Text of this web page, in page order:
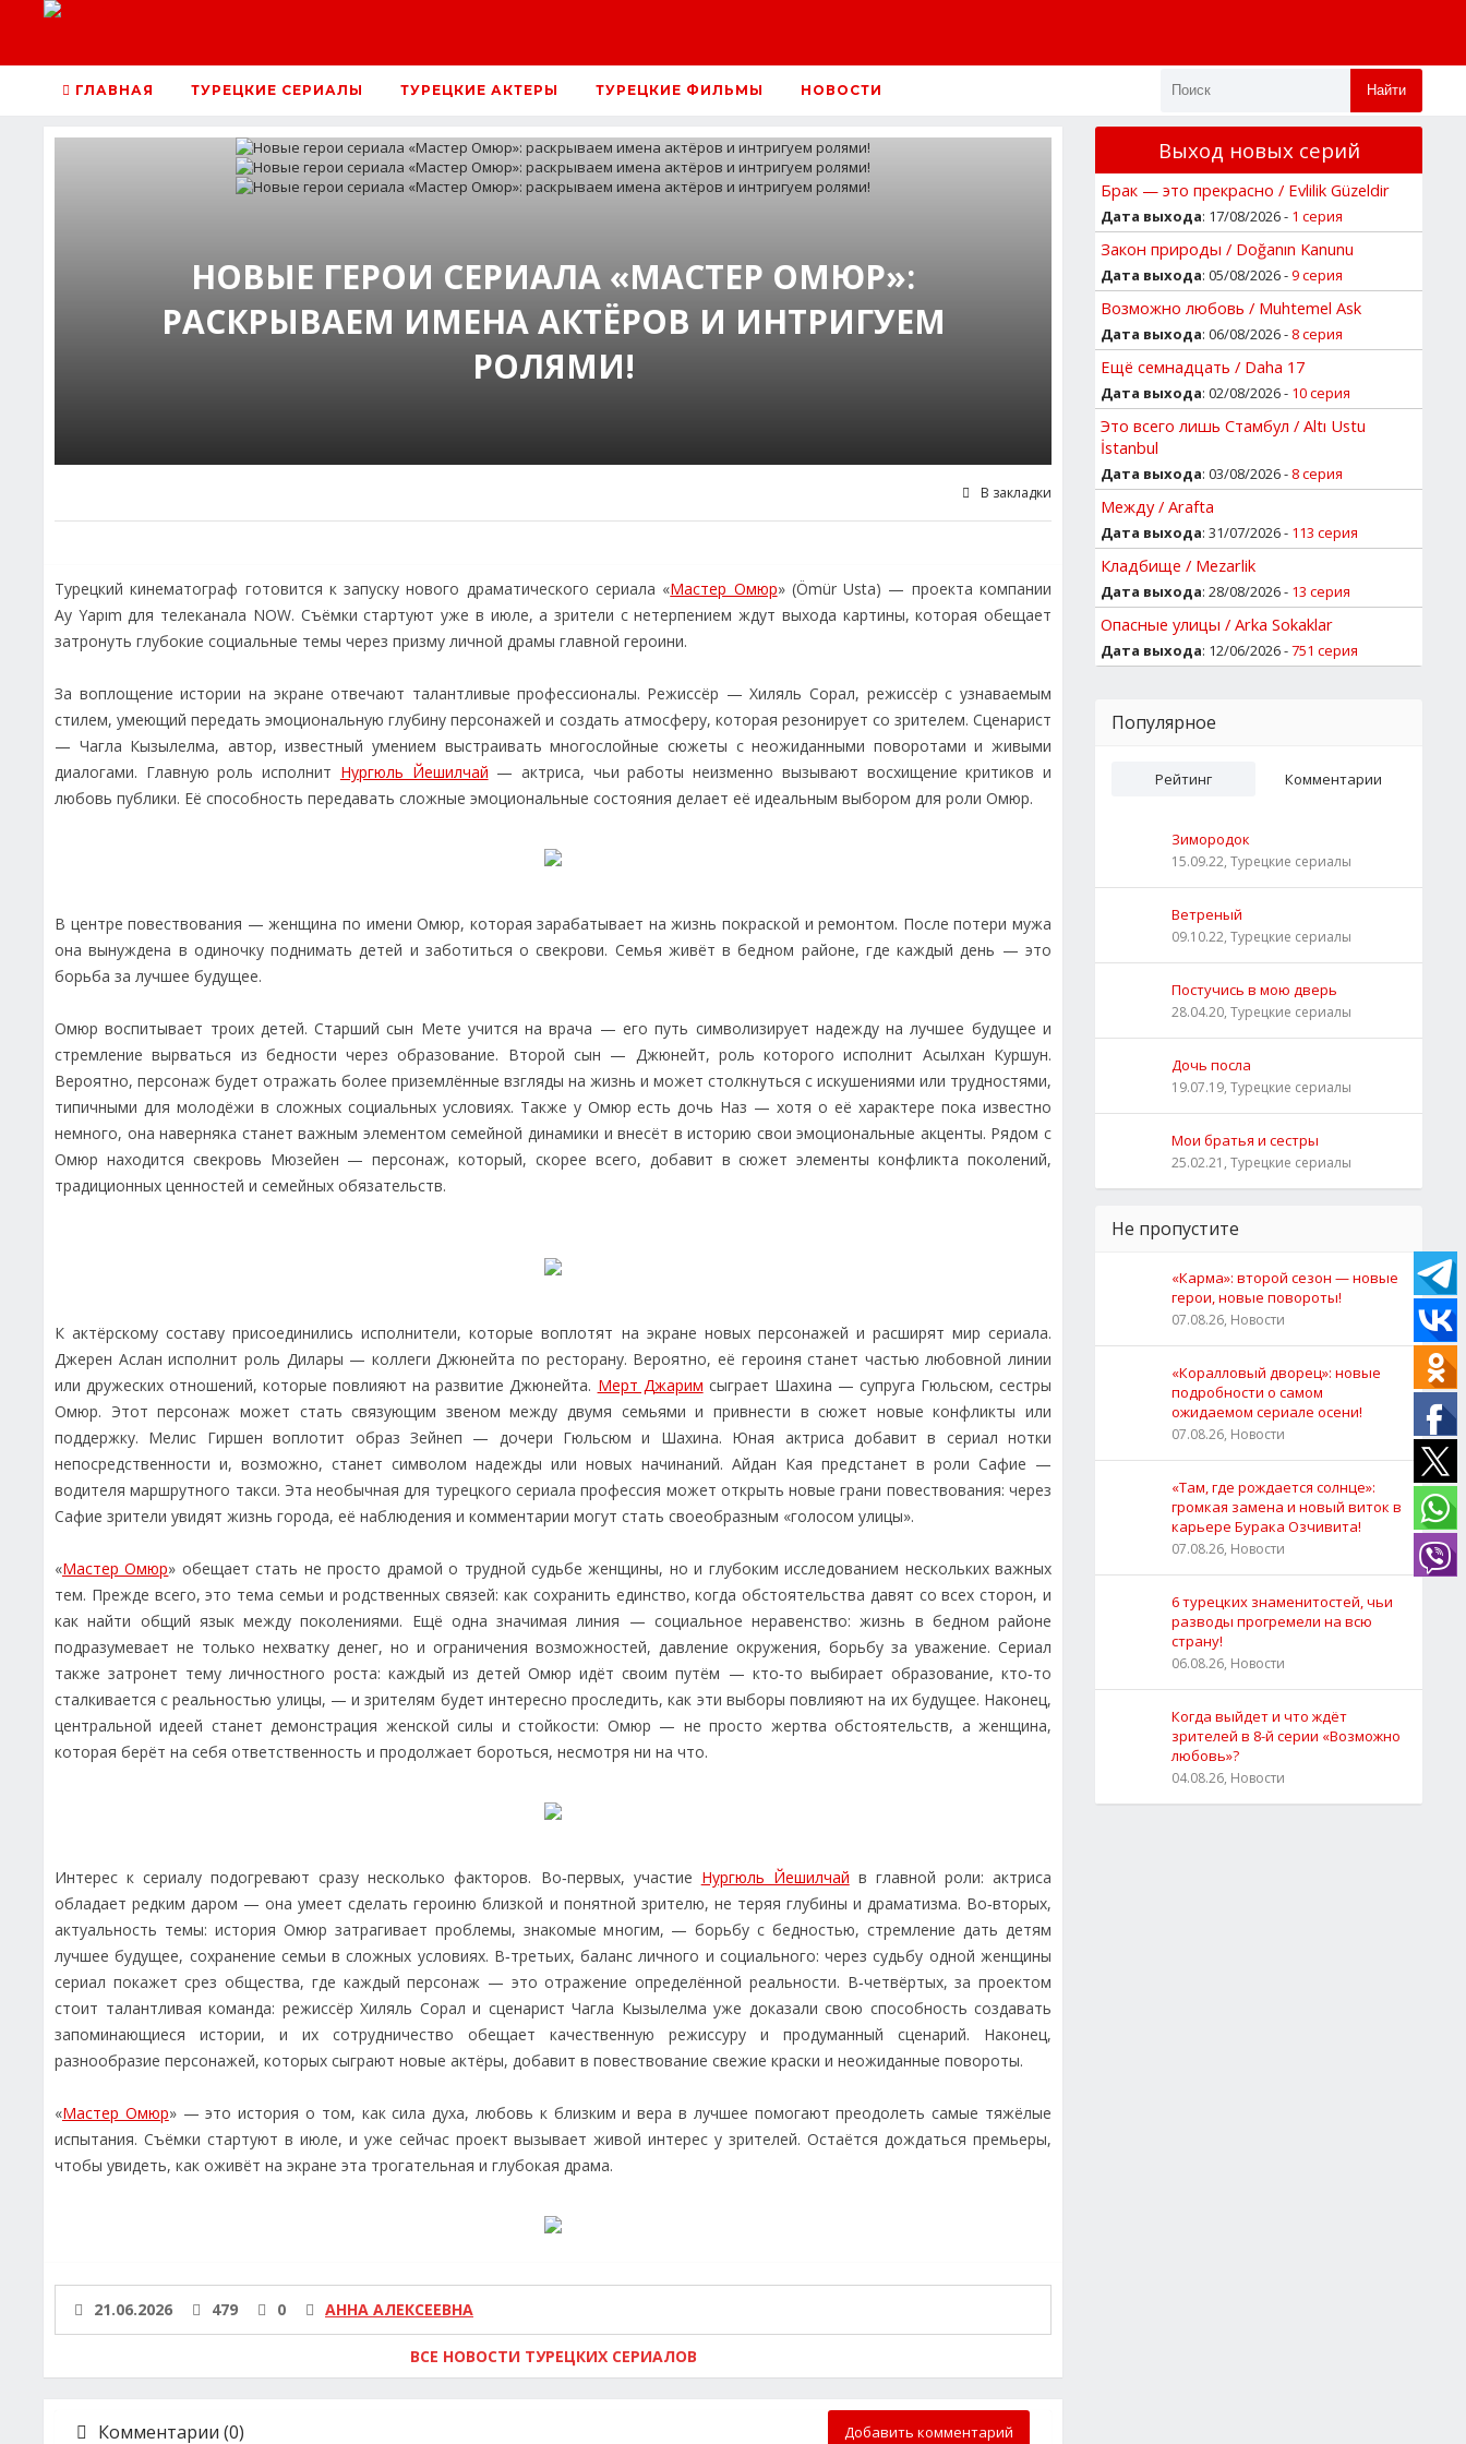
ГЛАВНАЯ ТУРЕЦКИЕ СЕРИАЛЫ ТУРЕЦКИЕ АКТЕРЫ ТУРЕЦКИЕ ФИЛЬМЫ НОВОСТИ Найти
НОВЫЕ ГЕРОИ СЕРИАЛА «МАСТЕР ОМЮР»:
РАСКРЫВАЕМ ИМЕНА АКТЁРОВ И ИНТРИГУЕМ
РОЛЯМИ!
В закладки
Турецкий кинематограф готовится к запуску нового драматического сериала «Мастер Омюр» (Ömür Usta) — проекта компании
Ay Yapım для телеканала NOW. Съёмки стартуют уже в июле, а зрители с нетерпением ждут выхода картины, которая обещает
затронуть глубокие социальные темы через призму личной драмы главной героини.
За воплощение истории на экране отвечают талантливые профессионалы. Режиссёр — Хиляль Сорал, режиссёр с узнаваемым
стилем, умеющий передать эмоциональную глубину персонажей и создать атмосферу, которая резонирует со зрителем. Сценарист
— Чагла Кызылелма, автор, известный умением выстраивать многослойные сюжеты с неожиданными поворотами и живыми
диалогами. Главную роль исполнит Нургюль Йешилчай — актриса, чьи работы неизменно вызывают восхищение критиков и
любовь публики. Её способность передавать сложные эмоциональные состояния делает её идеальным выбором для роли Омюр.
В центре повествования — женщина по имени Омюр, которая зарабатывает на жизнь покраской и ремонтом. После потери мужа
она вынуждена в одиночку поднимать детей и заботиться о свекрови. Семья живёт в бедном районе, где каждый день — это
борьба за лучшее будущее.
Омюр воспитывает троих детей. Старший сын Мете учится на врача — его путь символизирует надежду на лучшее будущее и
стремление вырваться из бедности через образование. Второй сын — Джюнейт, роль которого исполнит Асылхан Куршун.
Вероятно, персонаж будет отражать более приземлённые взгляды на жизнь и может столкнуться с искушениями или трудностями,
типичными для молодёжи в сложных социальных условиях. Также у Омюр есть дочь Наз — хотя о её характере пока известно
немного, она наверняка станет важным элементом семейной динамики и внесёт в историю свои эмоциональные акценты. Рядом с
Омюр находится свекровь Мюзейен — персонаж, который, скорее всего, добавит в сюжет элементы конфликта поколений,
традиционных ценностей и семейных обязательств.
К актёрскому составу присоединились исполнители, которые воплотят на экране новых персонажей и расширят мир сериала.
Джерен Аслан исполнит роль Дилары — коллеги Джюнейта по ресторану. Вероятно, её героиня станет частью любовной линии
или дружеских отношений, которые повлияют на развитие Джюнейта. Мерт Джарим сыграет Шахина — супруга Гюльсюм, сестры
Омюр. Этот персонаж может стать связующим звеном между двумя семьями и привнести в сюжет новые конфликты или
поддержку. Мелис Гиршен воплотит образ Зейнеп — дочери Гюльсюм и Шахина. Юная актриса добавит в сериал нотки
непосредственности и, возможно, станет символом надежды или новых начинаний. Айдан Кая предстанет в роли Сафие —
водителя маршрутного такси. Эта необычная для турецкого сериала профессия может открыть новые грани повествования: через
Сафие зрители увидят жизнь города, её наблюдения и комментарии могут стать своеобразным «голосом улицы».
«Мастер Омюр» обещает стать не просто драмой о трудной судьбе женщины, но и глубоким исследованием нескольких важных
тем. Прежде всего, это тема семьи и родственных связей: как сохранить единство, когда обстоятельства давят со всех сторон, и
как найти общий язык между поколениями. Ещё одна значимая линия — социальное неравенство: жизнь в бедном районе
подразумевает не только нехватку денег, но и ограничения возможностей, давление окружения, борьбу за уважение. Сериал
также затронет тему личностного роста: каждый из детей Омюр идёт своим путём — кто‑то выбирает образование, кто‑то
сталкивается с реальностью улицы, — и зрителям будет интересно проследить, как эти выборы повлияют на их будущее. Наконец,
центральной идеей станет демонстрация женской силы и стойкости: Омюр — не просто жертва обстоятельств, а женщина,
которая берёт на себя ответственность и продолжает бороться, несмотря ни на что.
Интерес к сериалу подогревают сразу несколько факторов. Во‑первых, участие Нургюль Йешилчай в главной роли: актриса
обладает редким даром — она умеет сделать героиню близкой и понятной зрителю, не теряя глубины и драматизма. Во‑вторых,
актуальность темы: история Омюр затрагивает проблемы, знакомые многим, — борьбу с бедностью, стремление дать детям
лучшее будущее, сохранение семьи в сложных условиях. В‑третьих, баланс личного и социального: через судьбу одной женщины
сериал покажет срез общества, где каждый персонаж — это отражение определённой реальности. В‑четвёртых, за проектом
стоит талантливая команда: режиссёр Хиляль Сорал и сценарист Чагла Кызылелма уже доказали свою способность создавать
запоминающиеся истории, и их сотрудничество обещает качественную режиссуру и продуманный сценарий. Наконец,
разнообразие персонажей, которых сыграют новые актёры, добавит в повествование свежие краски и неожиданные повороты.
«Мастер Омюр» — это история о том, как сила духа, любовь к близким и вера в лучшее помогают преодолеть самые тяжёлые
испытания. Съёмки стартуют в июле, и уже сейчас проект вызывает живой интерес у зрителей. Остаётся дождаться премьеры,
чтобы увидеть, как оживёт на экране эта трогательная и глубокая драма.
21.06.2026 479 0 АННА АЛЕКСЕЕВНА
ВСЕ НОВОСТИ ТУРЕЦКИХ СЕРИАЛОВ
Комментарии (0) Добавить комментарий
Выход новых серий
Брак — это прекрасно / Evlilik Güzeldir
Дата выхода: 17/08/2026 - 1 серия
Закон природы / Doğanın Kanunu
Дата выхода: 05/08/2026 -9 серия
Возможно любовь / Muhtemel Ask
Дата выхода: 06/08/2026 - 8 серия
Ещё семнадцать / Daha 17
Дата выхода: 02/08/2026 - 10 серия
Это всего лишь Стамбул / Altı Ustu
İstanbul
Дата выхода: 03/08/2026 - 8 серия
Между / Arafta
Дата выхода: 31/07/2026 - 113 серия
Кладбище / Mezarlik
Дата выхода: 28/08/2026 - 13 серия
Опасные улицы / Arka Sokaklar
Дата выхода: 12/06/2026 -751 серия
Популярное
Рейтинг Комментарии
Зимородок
15.09.22, Турецкие сериалы
Ветреный
09.10.22, Турецкие сериалы
Постучись в мою дверь
28.04.20, Турецкие сериалы
Дочь посла
19.07.19, Турецкие сериалы
Мои братья и сестры
25.02.21, Турецкие сериалы
Не пропустите
«Карма»: второй сезон — новые
герои, новые повороты!
07.08.26, Новости
«Коралловый дворец»: новые
подробности о самом
ожидаемом сериале осени!
07.08.26, Новости
«Там, где рождается солнце»:
громкая замена и новый виток в
карьере Бурака Озчивита!
07.08.26, Новости
6 турецких знаменитостей, чьи
разводы прогремели на всю
страну!
06.08.26, Новости
Когда выйдет и что ждёт
зрителей в 8-й серии «Возможно
любовь»?
04.08.26, Новости